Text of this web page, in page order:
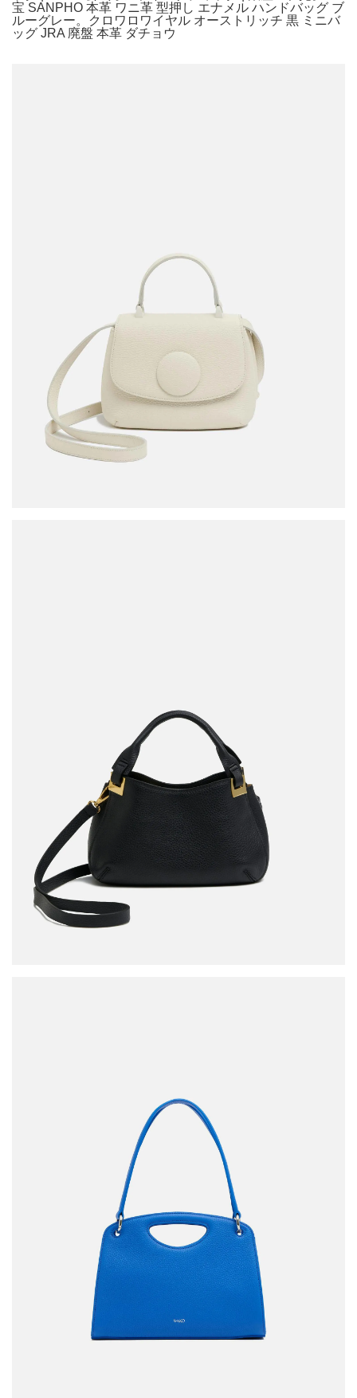
宝 SANPHO 本革 ワニ革 型押し エナメル ハンドバッグ ブ
ルーグレー。クロワロワイヤル オーストリッチ 黒 ミニバ
ッグ JRA 廃盤 本革 ダチョウ